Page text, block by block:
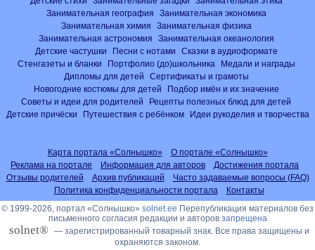
Занимательная география
Занимательная экономика
Занимательная химия
Занимательная физика
Занимательная астрономия
Занимательная океанология
Детские частушки
Песни с нотами
Сказки в аудиоформате
Стенгазеты и бланки
Портфолио (до)школьника
Медали и награды
Дипломы для детей
Сертификаты и грамоты
Новогодние костюмы для детей
Подбор имён и их значение
Советы и идеи для родителей
Рецепты полезных блюд для детей
Детские причёски
Путешествия с ребёнком Идеи рукоделия и творчества
Карта портала «Солнышко»
О портале «Солнышко»
Реклама на портале
Информация для авторов
Достижения портала
Отзывы родителей
Архив публикаций
Часто задаваемые вопросы (FAQ)
Политика конфиденциальности портала
Контакты
© 1999-2026, портал «Солнышко» solnet.ee Перепубликация материалов без
письменного согласия редакции и авторов запрещена
solnet® — зарегистрированный товарный знак. Все права защищены и
охраняются законом.